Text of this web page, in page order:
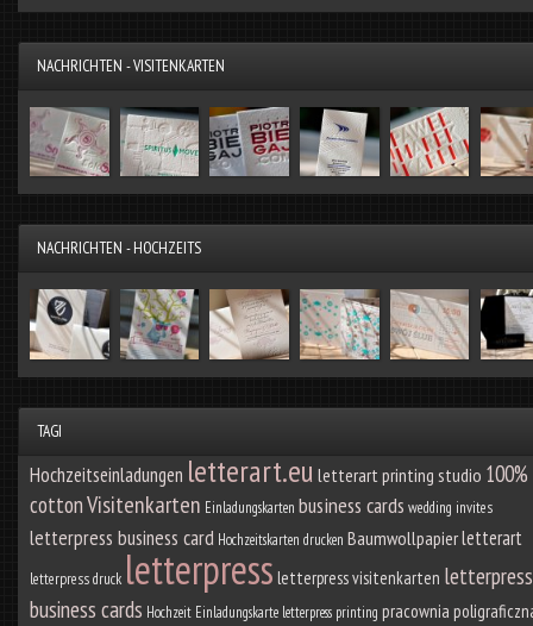
NACHRICHTEN - VISITENKARTEN
NACHRICHTEN - HOCHZEITS
TAGI
Hochzeitseinladungen letterart.eu letterart printing studio 100%
cottonVisitenkarten Einladungskarten business cards wedding invites
letterpress business card Hochzeitskarten drucken Baumwollpapierletterart
letterpress druck letterpress letterpress visitenkarten letterpress
business cards Hochzeit Einladungskarte letterpress printing pracownia